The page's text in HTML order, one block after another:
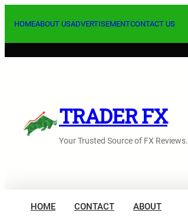
HOMEABOUT USADVERTISEMENTCONTACT US
TRADER FX
Your Trusted Source of FX Reviews.
HOME CONTACT ABOUT